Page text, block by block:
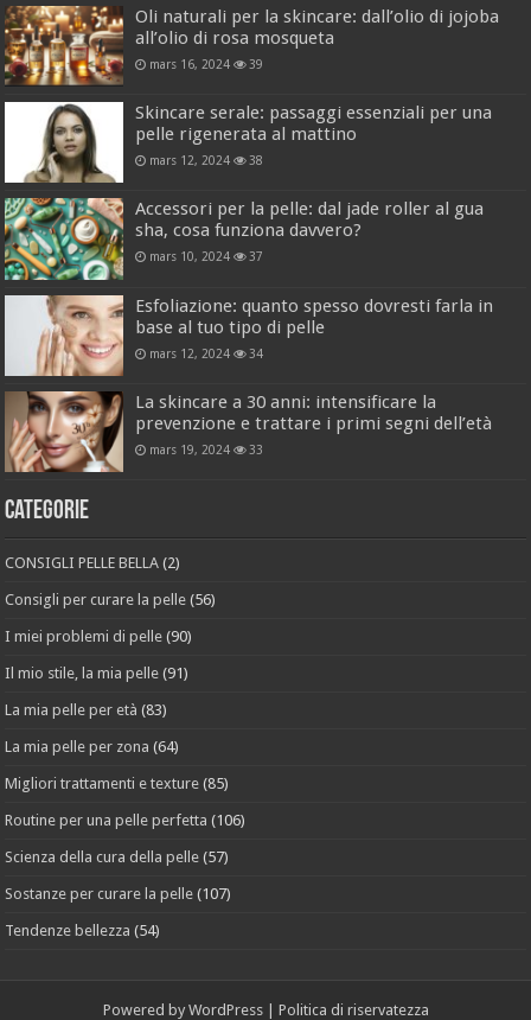
Oli naturali per la skincare: dall’olio di jojoba
all’olio di rosa mosqueta
mars 16, 2024 39
Skincare serale: passaggi essenziali per una
pelle rigenerata al mattino
mars 12, 2024 38
Accessori per la pelle: dal jade roller al gua
sha, cosa funziona davvero?
mars 10, 2024 37
Esfoliazione: quanto spesso dovresti farla in
base al tuo tipo di pelle
mars 12, 2024 34
La skincare a 30 anni: intensificare la
prevenzione e trattare i primi segni dell’età
mars 19, 2024 33
Categorie
CONSIGLI PELLE BELLA (2)
Consigli per curare la pelle (56)
I miei problemi di pelle (90)
Il mio stile, la mia pelle (91)
La mia pelle per età (83)
La mia pelle per zona (64)
Migliori trattamenti e texture (85)
Routine per una pelle perfetta (106)
Scienza della cura della pelle (57)
Sostanze per curare la pelle (107)
Tendenze bellezza (54)
Powered by WordPress| Politica di riservatezza